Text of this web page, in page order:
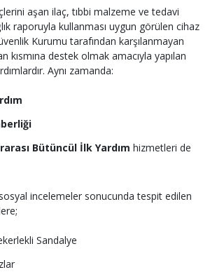
aşan ilaç, tıbbi malzeme ve tedavi
raporuyla kullanması uygun görülen cihaz
Kurumu tarafından karşılanmayan
kısmına destek olmak amacıyla yapılan
Aynı zamanda:
Bütüncül İlk Yardım hizmetleri de
incelemeler sonucunda tespit edilen
Sandalye